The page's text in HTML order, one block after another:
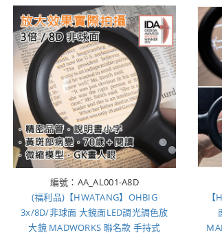
編號：AA_AL001-A8D
(福利品)【HWATANG】OHBIG
3x/8D/非球面 大鏡面LED調光調色放
大鏡 MADWORKS 聯名款 手持式